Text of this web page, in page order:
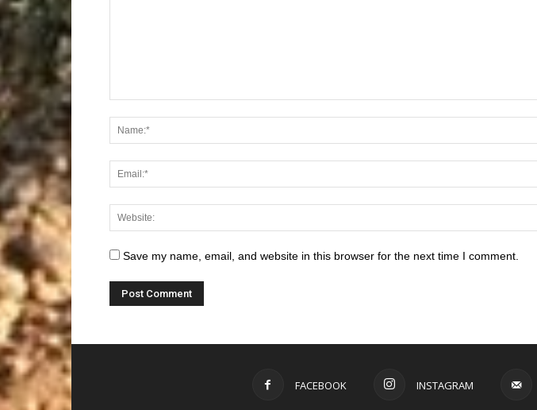
Save my name, email, and website in this browser for the next time I comment.
FACEBOOK INSTAGRAM